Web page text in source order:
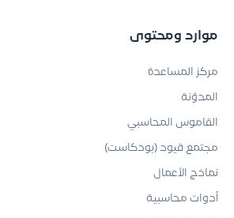
موارد ومحتوى
مركز المساعدة
المدوّنة
القاموس المحاسبي
مجتمع قيود (بودكاست)
نماذج الأعمال
أدوات محاسبية